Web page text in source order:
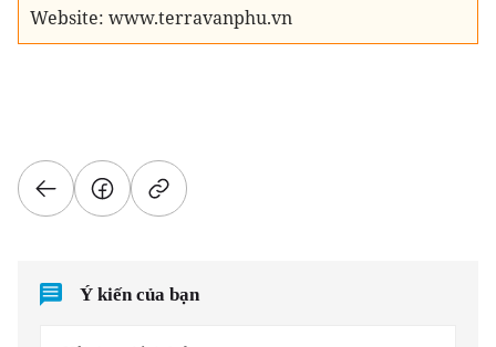
Website: www.terravanphu.vn
Ý kiến của bạn